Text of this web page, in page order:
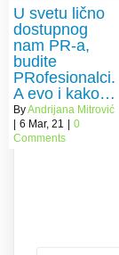
U svetu lično
dostupnog
nam PR-a,
budite
PRofesionalci.
A evo i kako…
ByAndrijana Mitrović
| 6 Mar, 21 | 0
Comments